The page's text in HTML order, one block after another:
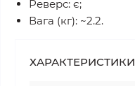
Реверс: є;
Вага (кг): ~2.2.
ХАРАКТЕРИСТИКИ